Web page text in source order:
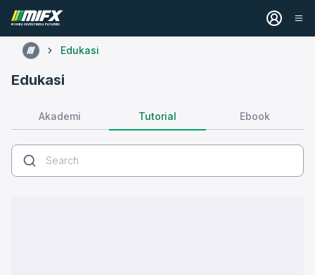
Edukasi
Edukasi
Akademi Tutorial Ebook